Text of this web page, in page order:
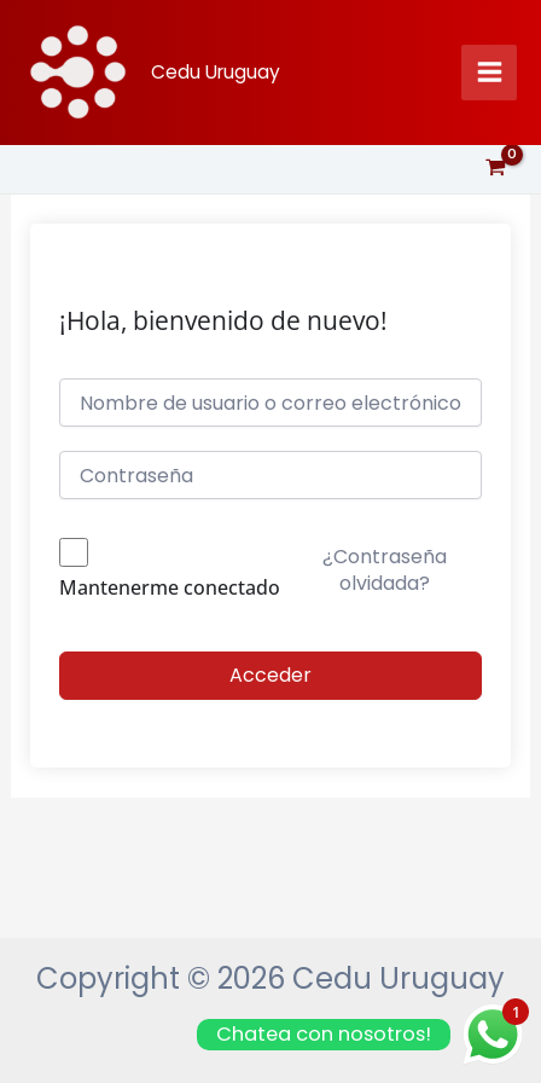
contenido
Cedu Uruguay
¡Hola, bienvenido de nuevo!
Mantenerme conectado
¿Contraseña
olvidada?
Acceder
Copyright © 2026 Cedu Uruguay
1
Chatea con nosotros!